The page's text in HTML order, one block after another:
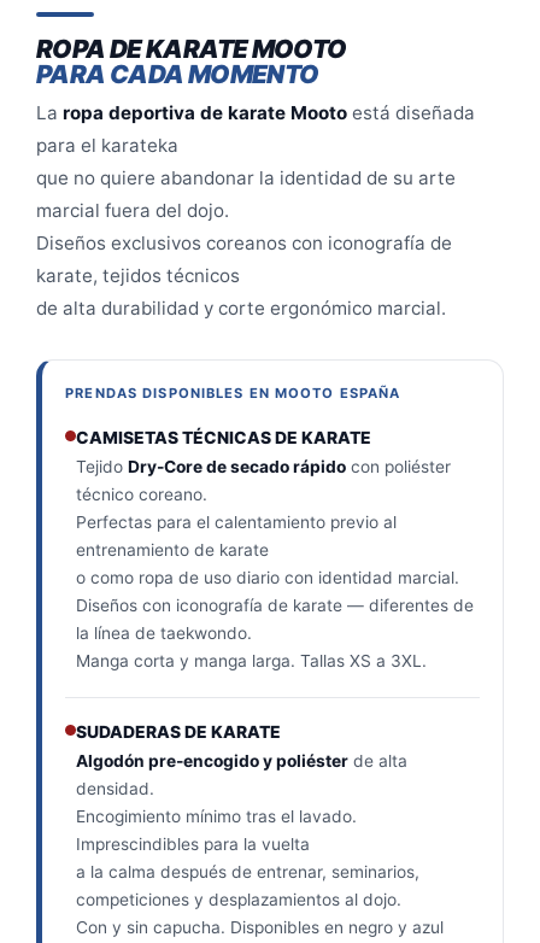
ROPA DE KARATE MOOTO
PARA CADA MOMENTO
La ropa deportiva de karate Mooto está diseñada
para el karateka
que no quiere abandonar la identidad de su arte
marcial fuera del dojo.
Diseños exclusivos coreanos con iconografía de
karate, tejidos técnicos
de alta durabilidad y corte ergonómico marcial.
PRENDAS DISPONIBLES EN MOOTO ESPAÑA
CAMISETAS TÉCNICAS DE KARATE
TejidoDry-Core de secado rápido con poliéster
técnico coreano.
Perfectas para el calentamiento previo al
entrenamiento de karate
o como ropa de uso diario con identidad marcial.
Diseños con iconografía de karate — diferentes de
la línea de taekwondo.
Manga corta y manga larga. Tallas XS a 3XL.
SUDADERAS DE KARATE
Algodón pre-encogido y poliéster de alta
densidad.
Encogimiento mínimo tras el lavado.
Imprescindibles para la vuelta
a la calma después de entrenar, seminarios,
competiciones y desplazamientos al dojo.
Con y sin capucha. Disponibles en negro y azul